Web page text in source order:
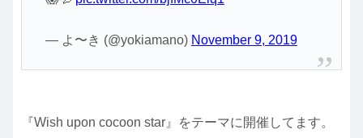
— よ〜き (@yokiamano) November 9, 2019
『Wish upon cocoon star』をテーマに開催してます。